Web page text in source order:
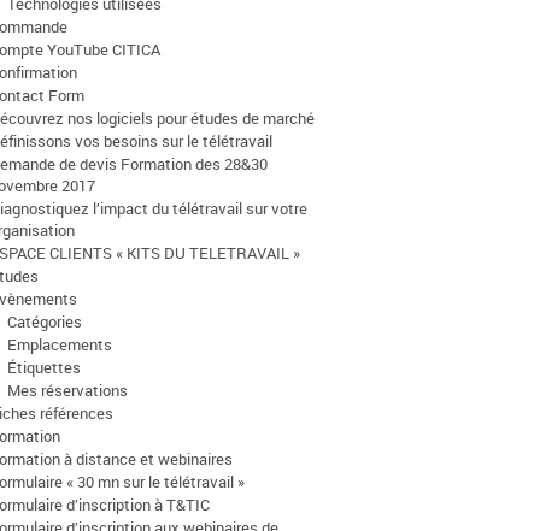
YouTube CITICA
Form
nos logiciels pour études de marché
vos besoins sur le télétravail
de devis Formation des 28&30
2017
l’impact du télétravail sur votre
CLIENTS « KITS DU TELETRAVAIL »
Catégories
Emplacements
Étiquettes
Mes réservations
références
à distance et webinaires
« 30 mn sur le télétravail »
d’inscription à T&TIC